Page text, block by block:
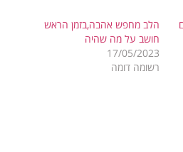
הלב מחפש אהבה,בזמן הראש
חושב על מה שהיה
17/05/2023
רשומה דומה